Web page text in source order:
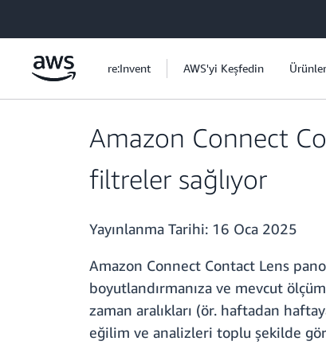
re:Invent AWS'yi Keşfedin Ürünler
Amazon Connect
filtreler sağlıyor
Yayınlanma Tarihi: 16 Oca 2025
Amazon Connect Contact Lens
boyutlandırmanıza ve mevcut
zaman aralıkları (ör. haftadan
eğilim ve analizleri toplu şekilde